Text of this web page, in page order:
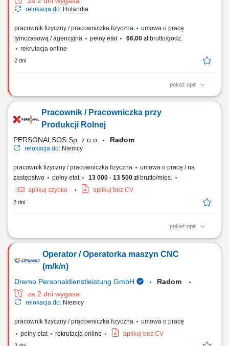
relokacja do: Holandia
pracownik fizyczny / pracowniczka fizyczna
umowa o pracę
tymczasową / agencyjna
pełny etat 66,00 złbrutto/godz.
rekrutacja online
2 dni
pokaż opis
Zakres obowiązków: Transportowanie ciężkich rolek papieru przy
usuwanie wadliwych fragmentów oraz podłączanie ich do maszyn.
Nadzorowanie płynności i prawidłowości całego procesu produkcji
Pracownik / Pracowniczka przy
Produkcji Rolnej
PERSONALSOS Sp. z o.o. Radom
relokacja do: Niemcy
pracownik fizyczny / pracowniczka fizyczna
umowa o pracę / na
zastępstwo
pełny etat 13 000 - 13 500 złbrutto/mies.
aplikuj szybko
aplikuj bez CV
2 dni
pokaż opis
Zakres obowiązków: Przygotowywanie oraz rozwijanie mat
Workowanie nawozów. Obsługa maszyn i urządzeń rolniczych.
Operator / Operatorka maszyn CNC
(m/k/n)
Dremo Personaldienstleistung GmbH
Radom
za 2 dni wygasa
relokacja do: Niemcy
pracownik fizyczny / pracowniczka fizyczna
umowa o pracę
pełny etat
rekrutacja online aplikuj bez CV